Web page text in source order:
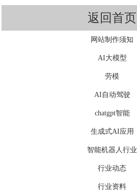
返回首页
网站制作须知
AI大模型
劳模
AI自动驾驶
chatgpt智能
生成式AI应用
智能机器人行业
行业动态
行业资料